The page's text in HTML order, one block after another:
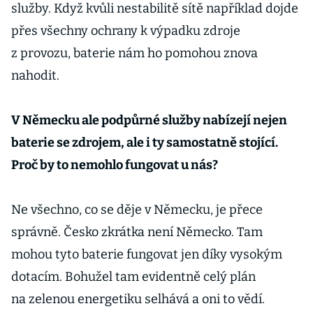
služby. Když kvůli nestabilitě sítě například dojde
přes všechny ochrany k výpadku zdroje
z provozu, baterie nám ho pomohou znova
nahodit.
V Německu ale podpůrné služby nabízejí nejen
baterie se zdrojem, ale i ty samostatně stojící.
Proč by to nemohlo fungovat u nás?
Ne všechno, co se děje v Německu, je přece
správně. Česko zkrátka není Německo. Tam
mohou tyto baterie fungovat jen díky vysokým
dotacím. Bohužel tam evidentně celý plán
na zelenou energetiku selhává a oni to vědí.